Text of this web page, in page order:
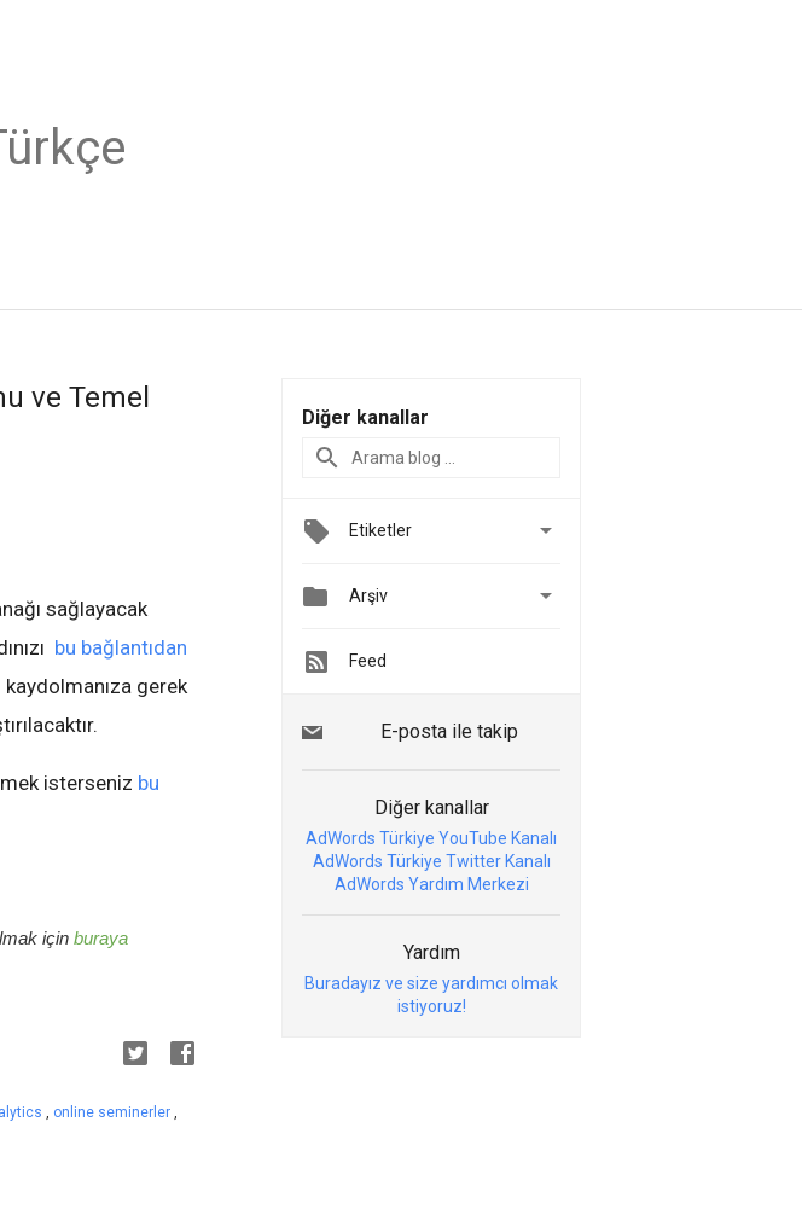
ve Temel
sağlayacak
bu bağlantıdan
gerek
isterseniz bu
için buraya
, online seminerler ,
Diğer kanallar
Etiketler 
 Arşiv 
Feed
E-posta ile takip
Diğer kanallar
AdWords Türkiye YouTube Kanalı
AdWords Türkiye Twitter Kanalı
AdWords Yardım Merkezi
Yardım
Buradayız ve size yardımcı olmak
istiyoruz!